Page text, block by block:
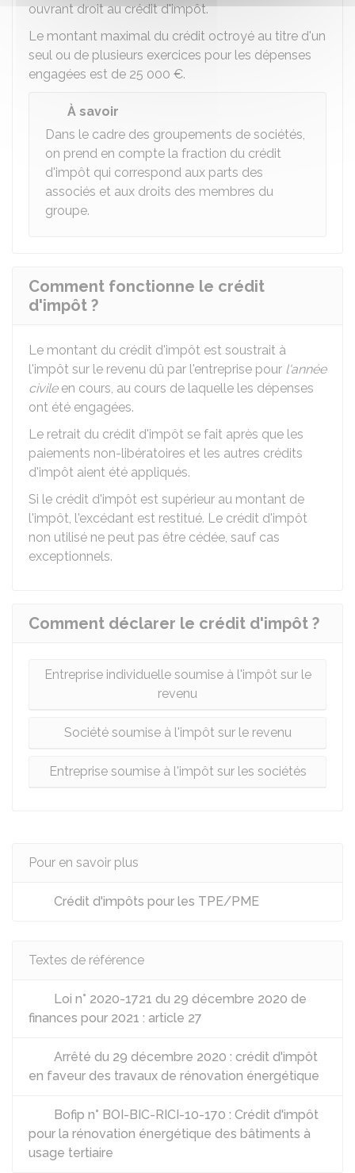
ouvrant droit au crédit d'impôt.
Le montant maximal du crédit octroyé au titre d'un
seul ou de plusieurs exercices pour les dépenses
engagées est de 25 000 €.
À savoir
Dans le cadre des groupements de sociétés,
on prend en compte la fraction du crédit
d'impôt qui correspond aux parts des
associés et aux droits des membres du
groupe.
Comment fonctionne le crédit
d'impôt ?
Le montant du crédit d'impôt est soustrait à
l'impôt sur le revenu dû par l'entreprise pour l'année
civileen cours, au cours de laquelle les dépenses
ont été engagées.
Le retrait du crédit d'impôt se fait après que les
paiements non-libératoires et les autres crédits
d'impôt aient été appliqués.
Si le crédit d'impôt est supérieur au montant de
l'impôt, l'excédant est restitué. Le crédit d'impôt
non utilisé ne peut pas être cédée, sauf cas
exceptionnels.
Comment déclarer le crédit d'impôt ?
Entreprise individuelle soumise à l'impôt sur le
revenu
Société soumise à l'impôt sur le revenu
Entreprise soumise à l'impôt sur les sociétés
Pour en savoir plus
Crédit d'impôts pour les TPE/PME
Textes de référence
Loi n° 2020-1721 du 29 décembre 2020 de
finances pour 2021 : article 27
Arrêté du 29 décembre 2020 : crédit d'impôt
en faveur des travaux de rénovation énergétique
Bofip n° BOI-BIC-RICI-10-170 : Crédit d'impôt
pour la rénovation énergétique des bâtiments à
usage tertiaire